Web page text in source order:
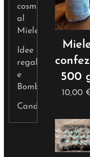
cosmetica
al
Miele
Idee
regalo
e
Bomboniere
Candele
500
10,00